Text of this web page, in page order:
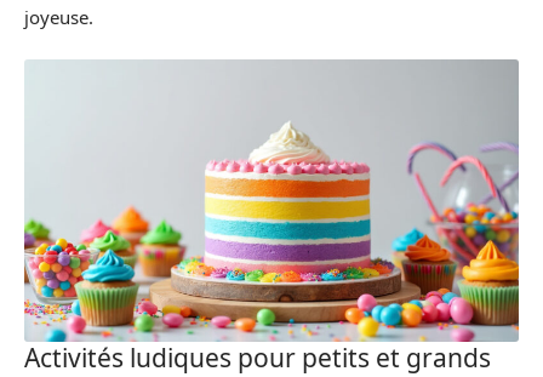
joyeuse.
Activités ludiques pour petits et grands